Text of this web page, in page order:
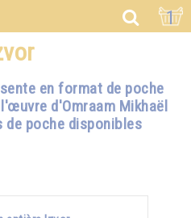
1
en format de poche
d'Omraam Mikhaël
de poche disponibles